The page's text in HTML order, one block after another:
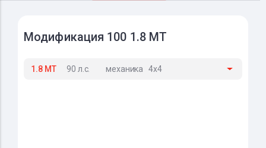
Модификация 100 1.8 MT
1.8 MT 90 л.с. механика 4x4